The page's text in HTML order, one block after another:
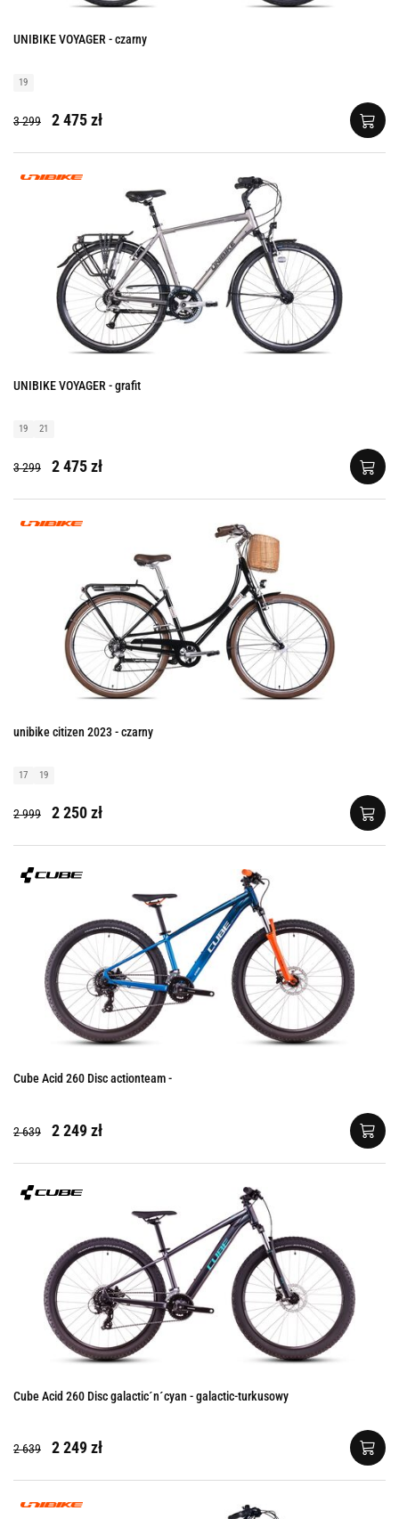
UNIBIKE VOYAGER - czarny
19
3 299 2 475 zł
UNIBIKE VOYAGER - grafit
19 21
3 299 2 475 zł
unibike citizen 2023 - czarny
17 19
2 999 2 250 zł
Cube Acid 260 Disc actionteam -
2 639 2 249 zł
Cube Acid 260 Disc galactic´n´cyan - galactic-turkusowy
2 639 2 249 zł